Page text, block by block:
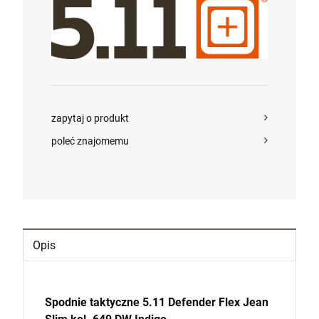
2 300,00 zł
Najniższa cena: 2 300,00 zł
DO KOSZYKA
POWIADOM O DOSTĘPNOŚCI
zapytaj o produkt
poleć znajomemu
Opis
Spodnie taktyczne 5.11 Defender Flex Jean